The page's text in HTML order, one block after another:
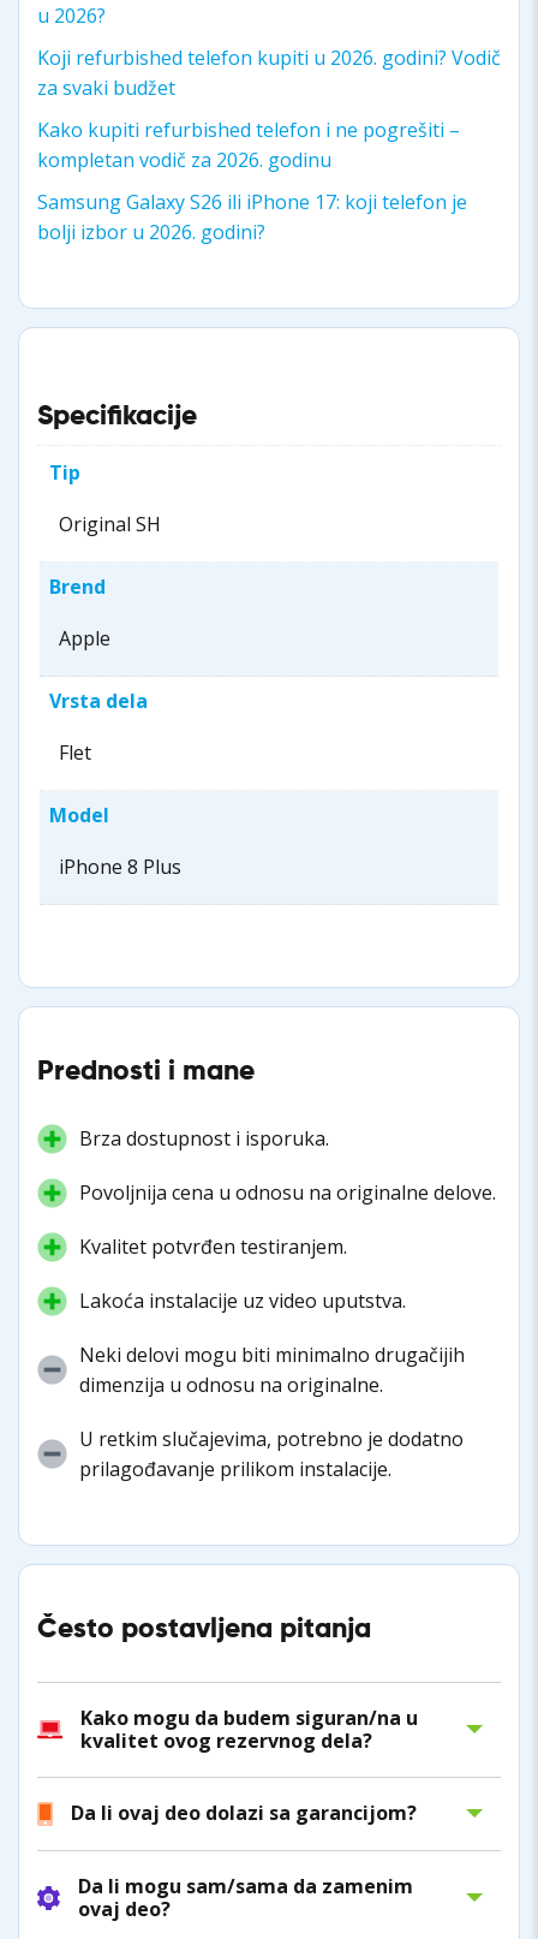
u 2026?
Koji refurbished telefon kupiti u 2026. godini? Vodič
za svaki budžet
Kako kupiti refurbished telefon i ne pogrešiti –
kompletan vodič za 2026. godinu
Samsung Galaxy S26 ili iPhone 17: koji telefon je
bolji izbor u 2026. godini?
Specifikacije
Tip
Original SH
Brend
Apple
Vrsta dela
Flet
Model
iPhone 8 Plus
Prednosti i mane
Brza dostupnost i isporuka.
Povoljnija cena u odnosu na originalne delove.
Kvalitet potvrđen testiranjem.
Lakoća instalacije uz video uputstva.
Neki delovi mogu biti minimalno drugačijih
dimenzija u odnosu na originalne.
U retkim slučajevima, potrebno je dodatno
prilagođavanje prilikom instalacije.
Često postavljena pitanja
Kako mogu da budem siguran/na u
kvalitet ovog rezervnog dela?
Da li ovaj deo dolazi sa garancijom?
Da li mogu sam/sama da zamenim
ovaj deo?